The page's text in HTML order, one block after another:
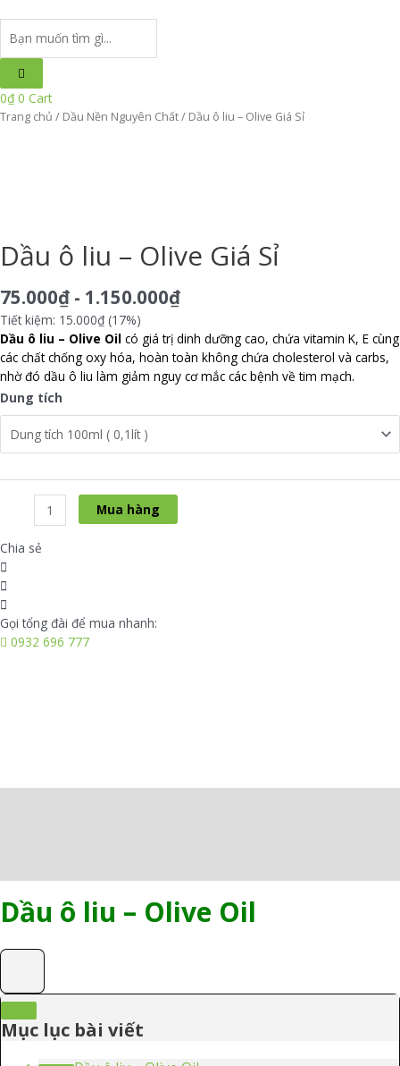
0₫ 0 Cart
Trang chủ / Dầu Nền Nguyên Chất/ Dầu ô liu – Olive Giá Sỉ
Dầu ô liu – Olive Giá Sỉ
75.000₫ - 1.150.000₫
Tiết kiệm: 15.000₫ (17%)
Dầu ô liu – Olive Oil có giá trị dinh dưỡng cao, chứa vitamin K, E cùng
các chất chống oxy hóa, hoàn toàn không chứa cholesterol và carbs,
nhờ đó dầu ô liu làm giảm nguy cơ mắc các bệnh về tim mạch.
Dung tích
liu
-
Olive
Giá
Sỉ
số
Mua hàng
Chia sẻ
Gọi tổng đài để mua nhanh:
0932 696 777
Dầu ô liu – Olive Oil
Mục lục bài viết